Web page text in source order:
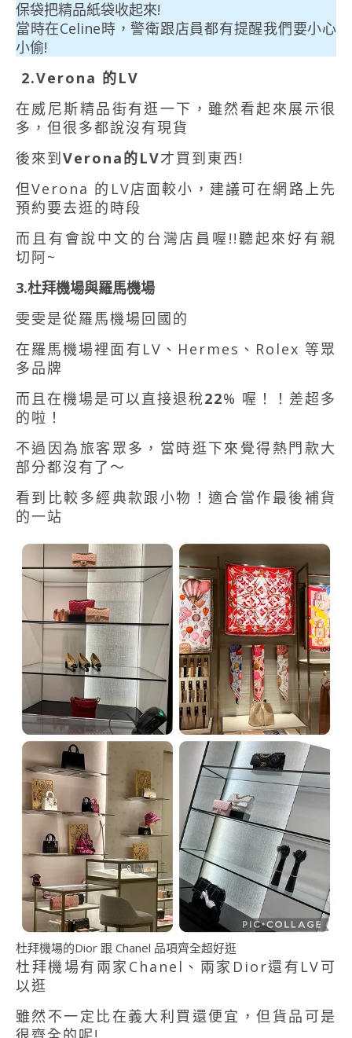
保袋把精品紙袋收起來!
當時在Celine時，警衛跟店員都有提醒我們要小心
小偷!
2.Verona 的LV
在威尼斯精品街有逛一下，雖然看起來展示很
多，但很多都說沒有現貨
後來到Verona的LV才買到東西!
但Verona 的LV店面較小，建議可在網路上先
預約要去逛的時段
而且有會說中文的台灣店員喔!!聽起來好有親
切阿~
3.杜拜機場與羅馬機場
雯雯是從羅馬機場回國的
在羅馬機場裡面有LV、Hermes、Rolex 等眾
多品牌
而且在機場是可以直接退稅22% 喔！！差超多
的啦！
不過因為旅客眾多，當時逛下來覺得熱門款大
部分都沒有了～
看到比較多經典款跟小物！適合當作最後補貨
的一站
杜拜機場的Dior 跟 Chanel 品項齊全超好逛
杜拜機場有兩家Chanel、兩家Dior還有LV可
以逛
雖然不一定比在義大利買還便宜，但貨品可是